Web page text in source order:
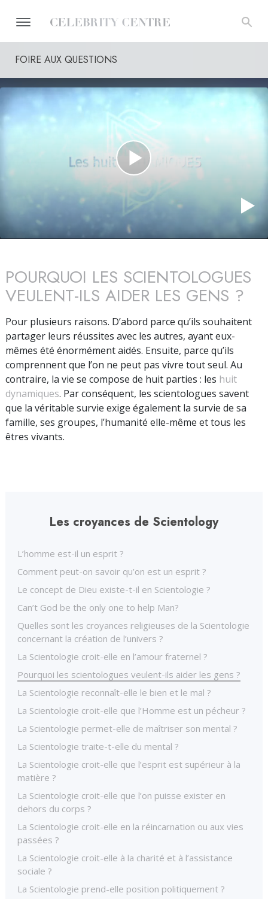
FOIRE AUX QUESTIONS
POURQUOI LES SCIENTOLOGUES
VEULENT-ILS AIDER LES GENS ?
Pour plusieurs raisons. D’abord parce qu’ils souhaitent
partager leurs réussites avec les autres, ayant eux-
mêmes été énormément aidés. Ensuite, parce qu’ils
comprennent que l’on ne peut pas vivre tout seul. Au
contraire, la vie se compose de huit parties : les huit
dynamiques. Par conséquent, les scientologues savent
que la véritable survie exige également la survie de sa
famille, ses groupes, l’humanité elle-même et tous les
êtres vivants.
Les croyances de Scientology
L’homme est-il un esprit ?
Comment peut-on savoir qu’on est un esprit ?
Le concept de Dieu existe-t-il en Scientologie ?
Can’t God be the only one to help Man?
Quelles sont les croyances religieuses de la Scientologie
concernant la création de l’univers ?
La Scientologie croit-elle en l’amour fraternel ?
Pourquoi les scientologues veulent-ils aider les gens ?
La Scientologie reconnaît-elle le bien et le mal ?
La Scientologie croit-elle que l’Homme est un pécheur ?
La Scientologie permet-elle de maîtriser son mental ?
La Scientologie traite-t-elle du mental ?
La Scientologie croit-elle que l’esprit est supérieur à la
matière ?
La Scientologie croit-elle que l’on puisse exister en
dehors du corps ?
La Scientologie croit-elle en la réincarnation ou aux vies
passées ?
La Scientologie croit-elle à la charité et à l’assistance
sociale ?
La Scientologie prend-elle position politiquement ?